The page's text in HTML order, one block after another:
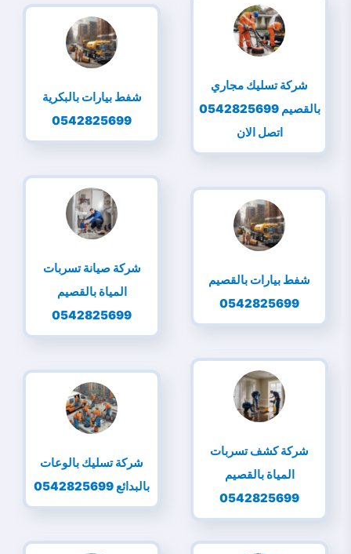
شركة تسليك مجاري
بالقصيم 0542825699
اتصل الان
شفط بيارات بالبكرية
0542825699
شفط بيارات بالقصيم
0542825699
شركة صيانة تسربات
المياة بالقصيم
0542825699
شركة كشف تسربات
المياة بالقصيم
0542825699
شركة تسليك بالوعات
بالبدائع 0542825699